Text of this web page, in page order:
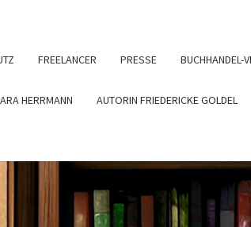
FREELANCER PRESSE BUCHHANDEL-
HERRMANN AUTORIN FRIEDERICKE GOLDEL